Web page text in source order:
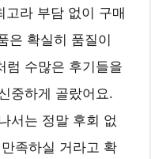
라 부담 없이 구매
은 확실히 품질이
럼 수많은 후기들을
중하게 골랐어요.
서는 정말 후회 없
족하실 거라고 확